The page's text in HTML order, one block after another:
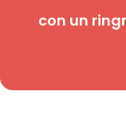
con un